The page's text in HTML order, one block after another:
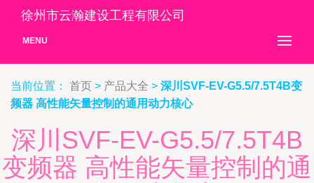
徐州市云瀚建设工程有限公司
MENU
当前位置： 首页 > 产品大全 > 深川SVF-EV-G5.5/7.5T4B变
频器 高性能矢量控制的通用动力核心
深川SVF-EV-G5.5/7.5T4B
变频器 高性能矢量控制的通